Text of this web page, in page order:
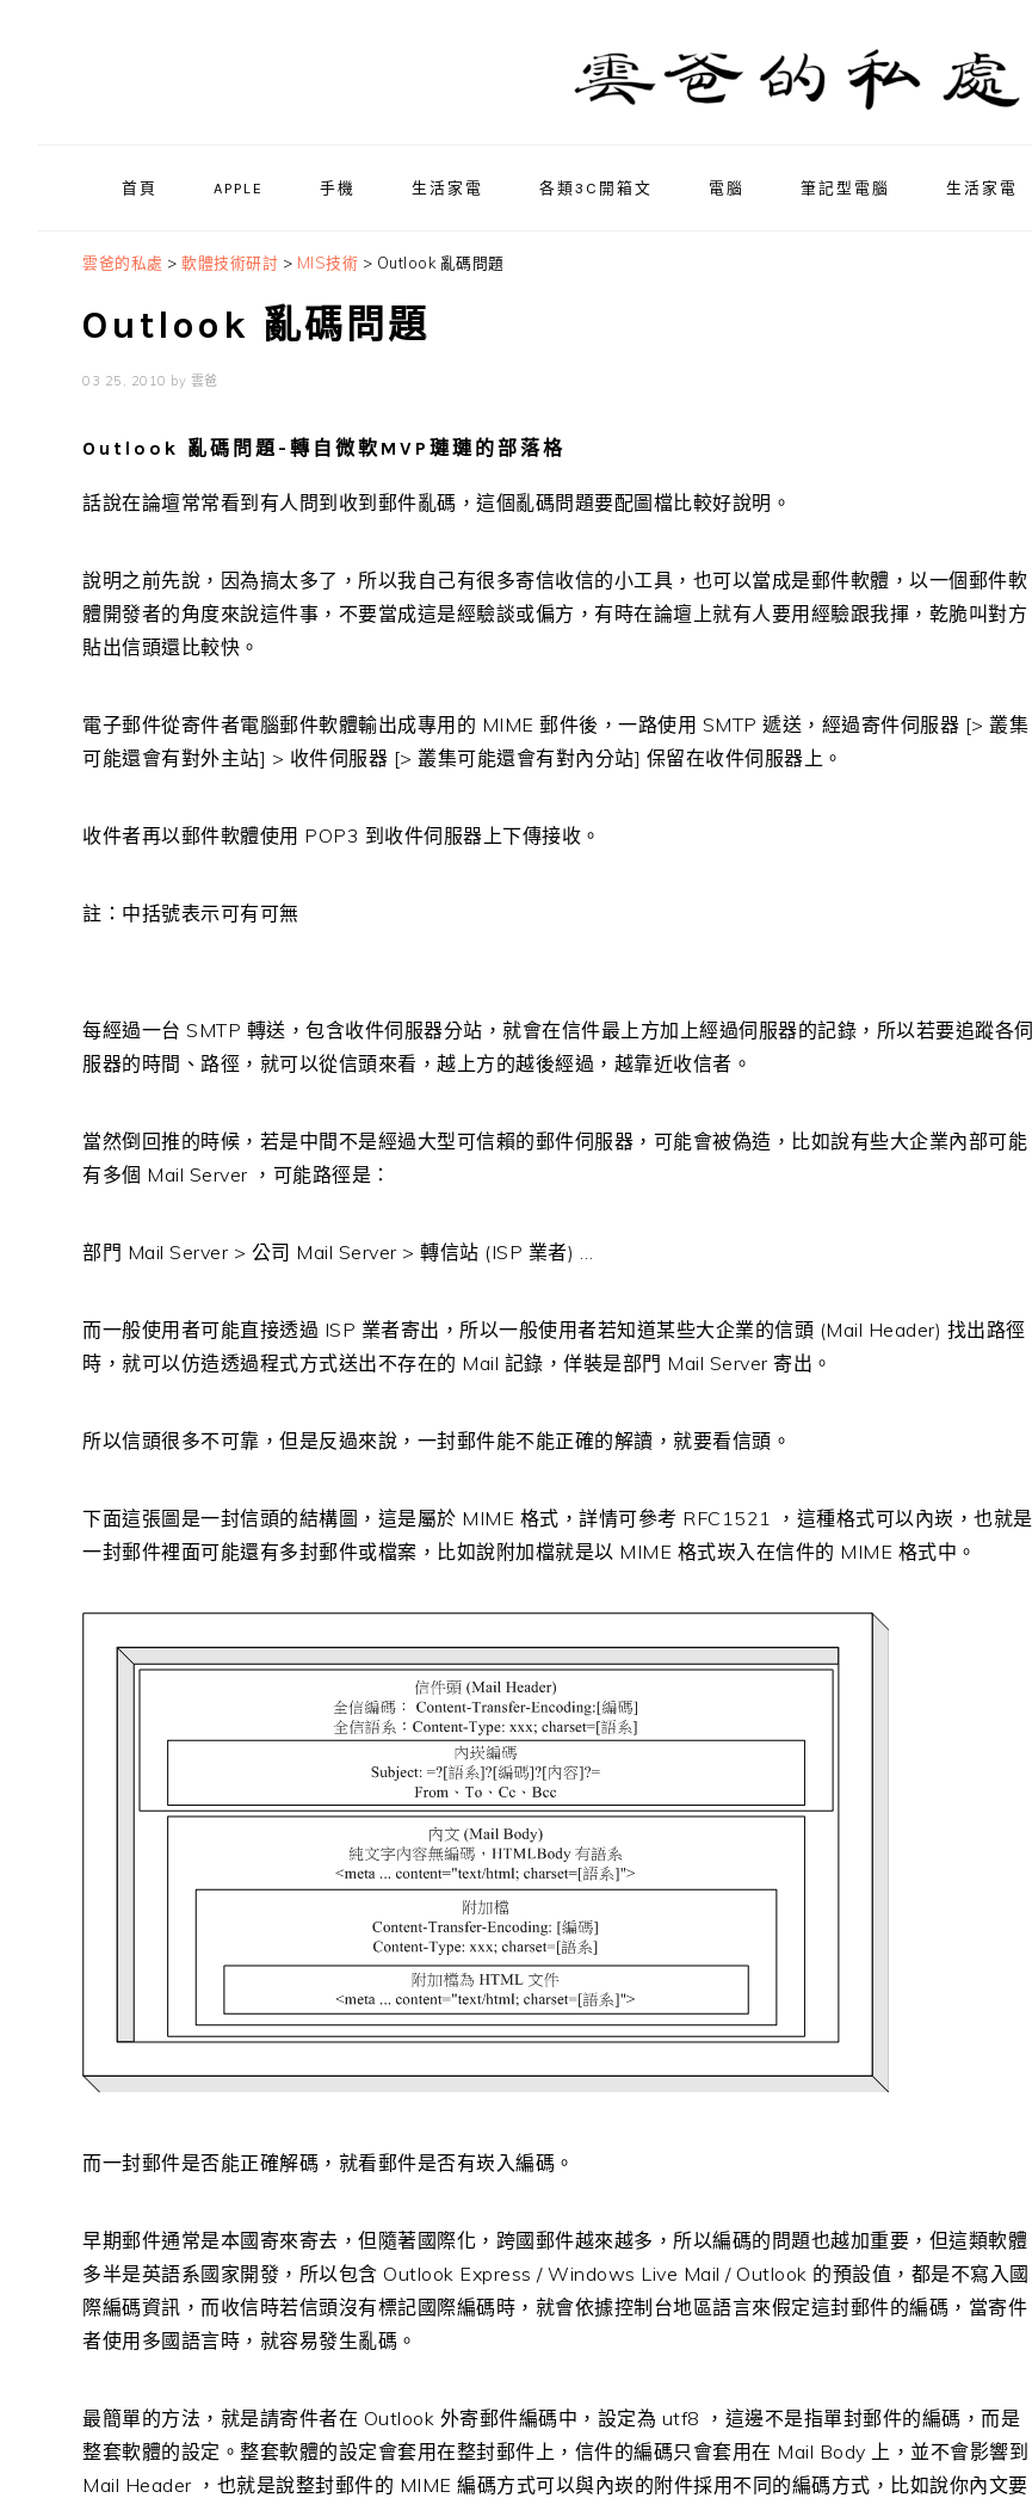
首頁 APPLE 手機 生活家電 各類3C開箱文 電腦 筆記型電腦 生活家電
雲爸的私處 > 軟體技術研討 > MIS技術 > Outlook 亂碼問題
Outlook 亂碼問題
03 25, 2010 by 雲爸
Outlook 亂碼問題-轉自微軟MVP璉璉的部落格
話說在論壇常常看到有人問到收到郵件亂碼，這個亂碼問題要配圖檔比較好說明。
說明之前先說，因為搞太多了，所以我自己有很多寄信收信的小工具，也可以當成是郵件軟體，以一個郵件軟
體開發者的角度來說這件事，不要當成這是經驗談或偏方，有時在論壇上就有人要用經驗跟我揮，乾脆叫對方
貼出信頭還比較快。
電子郵件從寄件者電腦郵件軟體輸出成專用的 MIME 郵件後，一路使用 SMTP 遞送，經過寄件伺服器 [> 叢集
可能還會有對外主站] > 收件伺服器 [> 叢集可能還會有對內分站] 保留在收件伺服器上。
收件者再以郵件軟體使用 POP3 到收件伺服器上下傳接收。
註：中括號表示可有可無
每經過一台 SMTP 轉送，包含收件伺服器分站，就會在信件最上方加上經過伺服器的記錄，所以若要追蹤各伺
服器的時間、路徑，就可以從信頭來看，越上方的越後經過，越靠近收信者。
當然倒回推的時候，若是中間不是經過大型可信賴的郵件伺服器，可能會被偽造，比如說有些大企業內部可能
有多個 Mail Server ，可能路徑是：
部門 Mail Server > 公司 Mail Server > 轉信站 (ISP 業者) …
而一般使用者可能直接透過 ISP 業者寄出，所以一般使用者若知道某些大企業的信頭 (Mail Header) 找出路徑
時，就可以仿造透過程式方式送出不存在的 Mail 記錄，佯裝是部門 Mail Server 寄出。
所以信頭很多不可靠，但是反過來說，一封郵件能不能正確的解讀，就要看信頭。
下面這張圖是一封信頭的結構圖，這是屬於 MIME 格式，詳情可參考 RFC1521 ，這種格式可以內崁，也就是
一封郵件裡面可能還有多封郵件或檔案，比如說附加檔就是以 MIME 格式崁入在信件的 MIME 格式中。
而一封郵件是否能正確解碼，就看郵件是否有崁入編碼。
早期郵件通常是本國寄來寄去，但隨著國際化，跨國郵件越來越多，所以編碼的問題也越加重要，但這類軟體
多半是英語系國家開發，所以包含 Outlook Express / Windows Live Mail / Outlook 的預設值，都是不寫入國
際編碼資訊，而收信時若信頭沒有標記國際編碼時，就會依據控制台地區語言來假定這封郵件的編碼，當寄件
者使用多國語言時，就容易發生亂碼。
最簡單的方法，就是請寄件者在 Outlook 外寄郵件編碼中，設定為 utf8 ，這邊不是指單封郵件的編碼，而是
整套軟體的設定。整套軟體的設定會套用在整封郵件上，信件的編碼只會套用在 Mail Body 上，並不會影響到
Mail Header ，也就是說整封郵件的 MIME 編碼方式可以與內崁的附件採用不同的編碼方式，比如說你內文要